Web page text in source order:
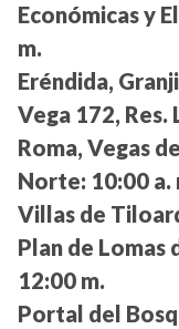
Económicas y
m.
Eréndida,
Vega 172, Res.
Roma, Vegas
Norte: 10:00 a.
Villas de
Plan de Lomas
12:00 m.
Portal del